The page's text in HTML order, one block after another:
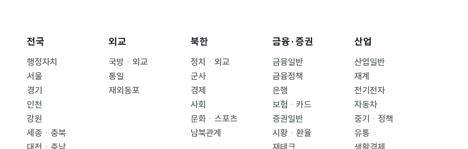
전국
행정자치
서울
경기
인천
강원
세종ㆍ충북
외교
국방ㆍ외교
통일
재외동포
북한
정치ㆍ외교
군사
경제
사회
문화ㆍ스포츠
남북관계
금융·증권
금융일반
금융정책
은행
보험ㆍ카드
증권일반
시황ㆍ환율
산업
산업일반
재계
전기전자
자동차
중기ㆍ정책
유통